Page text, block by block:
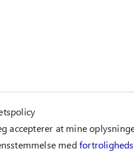
accepterer at mine
med